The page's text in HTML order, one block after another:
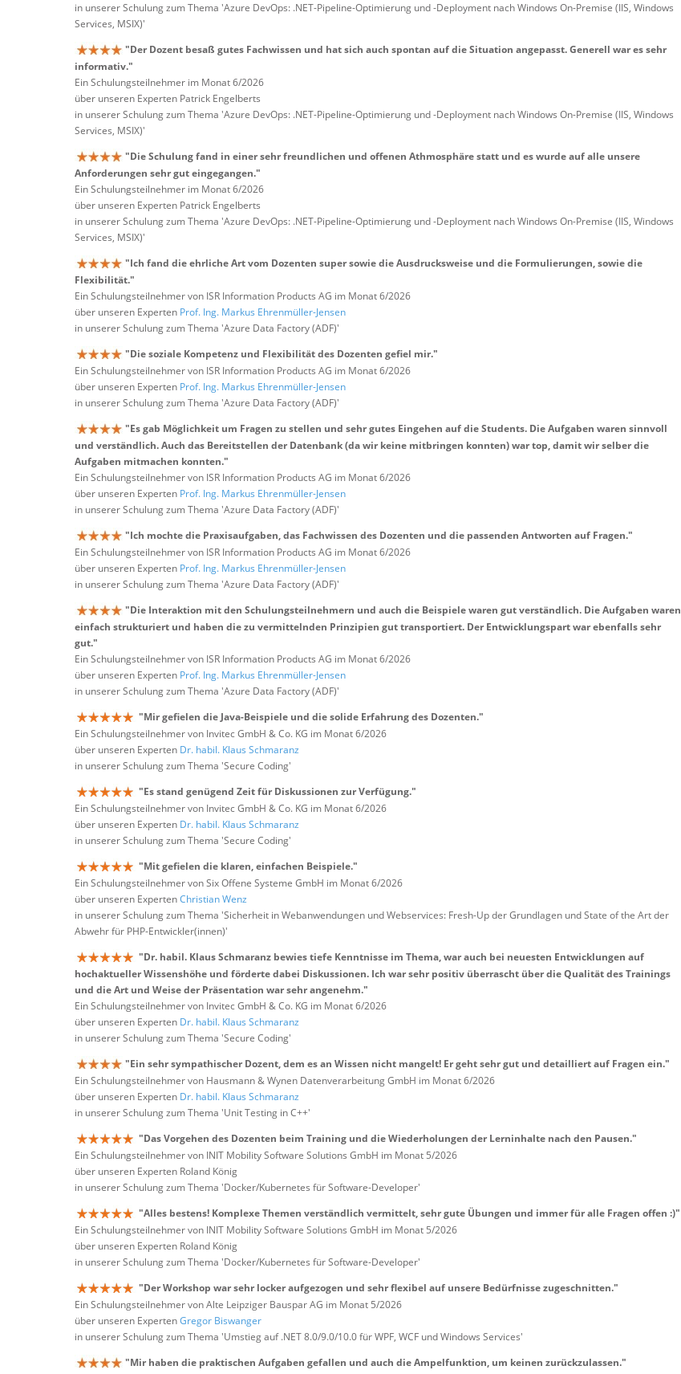
in unserer Schulung zum Thema 'Azure DevOps: .NET-Pipeline-Optimierung und -Deployment nach Windows On-Premise (IIS, Windows
Services, MSIX)'
"Der Dozent besaß gutes Fachwissen und hat sich auch spontan auf die Situation angepasst. Generell war es sehr
informativ."
Ein Schulungsteilnehmer im Monat 6/2026
über unseren Experten Patrick Engelberts
in unserer Schulung zum Thema 'Azure DevOps: .NET-Pipeline-Optimierung und -Deployment nach Windows On-Premise (IIS, Windows
Services, MSIX)'
"Die Schulung fand in einer sehr freundlichen und offenen Athmosphäre statt und es wurde auf alle unsere
Anforderungen sehr gut eingegangen."
Ein Schulungsteilnehmer im Monat 6/2026
über unseren Experten Patrick Engelberts
in unserer Schulung zum Thema 'Azure DevOps: .NET-Pipeline-Optimierung und -Deployment nach Windows On-Premise (IIS, Windows
Services, MSIX)'
"Ich fand die ehrliche Art vom Dozenten super sowie die Ausdrucksweise und die Formulierungen, sowie die
Flexibilität."
Ein Schulungsteilnehmer von ISR Information Products AG im Monat 6/2026
über unseren Experten Prof. Ing. Markus Ehrenmüller-Jensen
in unserer Schulung zum Thema 'Azure Data Factory (ADF)'
"Die soziale Kompetenz und Flexibilität des Dozenten gefiel mir."
Ein Schulungsteilnehmer von ISR Information Products AG im Monat 6/2026
über unseren Experten Prof. Ing. Markus Ehrenmüller-Jensen
in unserer Schulung zum Thema 'Azure Data Factory (ADF)'
"Es gab Möglichkeit um Fragen zu stellen und sehr gutes Eingehen auf die Students. Die Aufgaben waren sinnvoll
und verständlich. Auch das Bereitstellen der Datenbank (da wir keine mitbringen konnten) war top, damit wir selber die
Aufgaben mitmachen konnten."
Ein Schulungsteilnehmer von ISR Information Products AG im Monat 6/2026
über unseren Experten Prof. Ing. Markus Ehrenmüller-Jensen
in unserer Schulung zum Thema 'Azure Data Factory (ADF)'
"Ich mochte die Praxisaufgaben, das Fachwissen des Dozenten und die passenden Antworten auf Fragen."
Ein Schulungsteilnehmer von ISR Information Products AG im Monat 6/2026
über unseren Experten Prof. Ing. Markus Ehrenmüller-Jensen
in unserer Schulung zum Thema 'Azure Data Factory (ADF)'
"Die Interaktion mit den Schulungsteilnehmern und auch die Beispiele waren gut verständlich. Die Aufgaben waren
einfach strukturiert und haben die zu vermittelnden Prinzipien gut transportiert. Der Entwicklungspart war ebenfalls sehr
gut."
Ein Schulungsteilnehmer von ISR Information Products AG im Monat 6/2026
über unseren Experten Prof. Ing. Markus Ehrenmüller-Jensen
in unserer Schulung zum Thema 'Azure Data Factory (ADF)'
"Mir gefielen die Java-Beispiele und die solide Erfahrung des Dozenten."
Ein Schulungsteilnehmer von Invitec GmbH & Co. KG im Monat 6/2026
über unseren Experten Dr. habil. Klaus Schmaranz
in unserer Schulung zum Thema 'Secure Coding'
"Es stand genügend Zeit für Diskussionen zur Verfügung."
Ein Schulungsteilnehmer von Invitec GmbH & Co. KG im Monat 6/2026
über unseren Experten Dr. habil. Klaus Schmaranz
in unserer Schulung zum Thema 'Secure Coding'
"Mit gefielen die klaren, einfachen Beispiele."
Ein Schulungsteilnehmer von Six Offene Systeme GmbH im Monat 6/2026
über unseren ExpertenChristian Wenz
in unserer Schulung zum Thema 'Sicherheit in Webanwendungen und Webservices: Fresh-Up der Grundlagen und State of the Art der
Abwehr für PHP-Entwickler(innen)'
"Dr. habil. Klaus Schmaranz bewies tiefe Kenntnisse im Thema, war auch bei neuesten Entwicklungen auf
hochaktueller Wissenshöhe und förderte dabei Diskussionen. Ich war sehr positiv überrascht über die Qualität des Trainings
und die Art und Weise der Präsentation war sehr angenehm."
Ein Schulungsteilnehmer von Invitec GmbH & Co. KG im Monat 6/2026
über unseren Experten Dr. habil. Klaus Schmaranz
in unserer Schulung zum Thema 'Secure Coding'
"Ein sehr sympathischer Dozent, dem es an Wissen nicht mangelt! Er geht sehr gut und detailliert auf Fragen ein."
Ein Schulungsteilnehmer von Hausmann & Wynen Datenverarbeitung GmbH im Monat 6/2026
über unseren Experten Dr. habil. Klaus Schmaranz
in unserer Schulung zum Thema 'Unit Testing in C++'
"Das Vorgehen des Dozenten beim Training und die Wiederholungen der Lerninhalte nach den Pausen."
Ein Schulungsteilnehmer von INIT Mobility Software Solutions GmbH im Monat 5/2026
über unseren Experten Roland König
in unserer Schulung zum Thema 'Docker/Kubernetes für Software-Developer'
"Alles bestens! Komplexe Themen verständlich vermittelt, sehr gute Übungen und immer für alle Fragen offen :)"
Ein Schulungsteilnehmer von INIT Mobility Software Solutions GmbH im Monat 5/2026
über unseren Experten Roland König
in unserer Schulung zum Thema 'Docker/Kubernetes für Software-Developer'
"Der Workshop war sehr locker aufgezogen und sehr flexibel auf unsere Bedürfnisse zugeschnitten."
Ein Schulungsteilnehmer von Alte Leipziger Bauspar AG im Monat 5/2026
über unseren ExpertenGregor Biswanger
in unserer Schulung zum Thema 'Umstieg auf .NET 8.0/9.0/10.0 für WPF, WCF und Windows Services'
"Mir haben die praktischen Aufgaben gefallen und auch die Ampelfunktion, um keinen zurückzulassen."